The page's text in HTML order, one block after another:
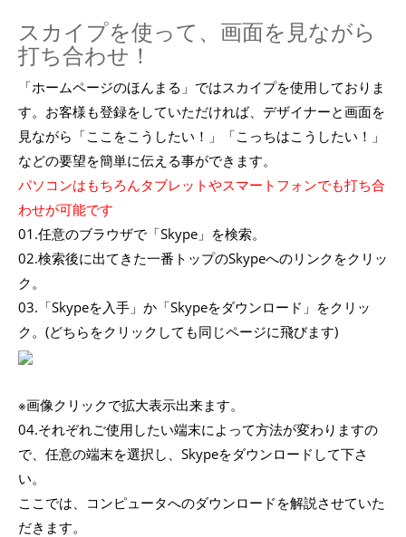
スカイプを使って、画面を見ながら
打ち合わせ！
「ホームページのほんまる」ではスカイプを使用しておりま
す。お客様も登録をしていただければ、デザイナーと画面を
見ながら「ここをこうしたい！」「こっちはこうしたい！」
などの要望を簡単に伝える事ができます。
パソコンはもちろんタブレットやスマートフォンでも打ち合
わせが可能です
01.任意のブラウザで「Skype」を検索。
02.検索後に出てきた一番トップのSkypeへのリンクをクリッ
ク。
03.「Skypeを入手」か「Skypeをダウンロード」をクリッ
ク。(どちらをクリックしても同じページに飛びます)
※画像クリックで拡大表示出来ます。
04.それぞれご使用したい端末によって方法が変わりますの
で、任意の端末を選択し、Skypeをダウンロードして下さ
い。
ここでは、コンピュータへのダウンロードを解説させていた
だきます。